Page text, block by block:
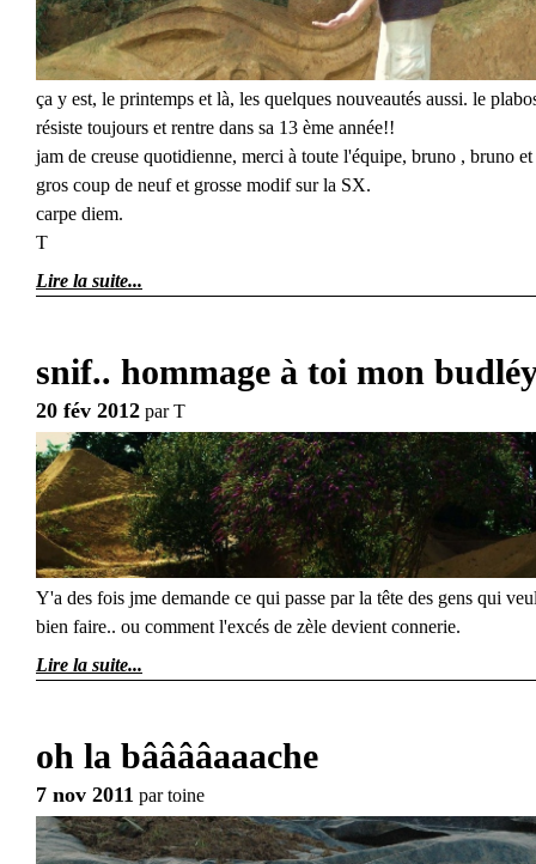
ça y est, le printemps et là, les quelques nouveautés aussi. le
résiste toujours et rentre dans sa 13 ème année!!
jam de creuse quotidienne, merci à toute l'équipe, bruno , bruno
gros coup de neuf et grosse modif sur la SX.
carpe diem.
T
Lire la suite
snif.. hommage à toi mon
20 fév 2012 parT
Y'a des fois jme demande ce qui passe par la tête des gens qui
bien faire.. ou comment l'excés de zèle devient connerie.
Lire la suite
oh la bââââaaache
7 nov 2011 partoine